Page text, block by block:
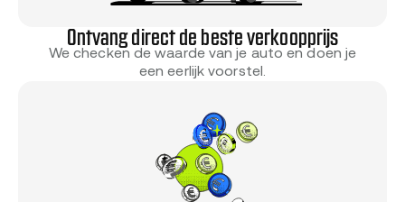
Ontvang direct de beste verkoopprijs
We checken de waarde van je auto en doen je
een eerlijk voorstel.